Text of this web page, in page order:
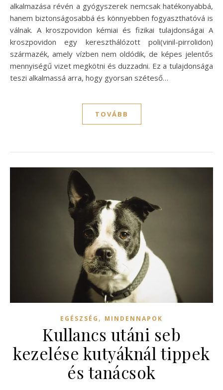
alkalmazása révén a gyógyszerek nemcsak hatékonyabbá,
hanem biztonságosabbá és könnyebben fogyaszthatóvá is
válnak. A kroszpovidon kémiai és fizikai tulajdonságai A
kroszpovidon egy kereszthálózott poli(vinil-pirrolidon)
származék, amely vízben nem oldódik, de képes jelentős
mennyiségű vizet megkötni és duzzadni. Ez a tulajdonsága
teszi alkalmassá arra, hogy gyorsan széteső…
TOVÁBB
EGÉSZSÉG , MINDENNAPOK
Kullancs utáni seb
kezelése kutyáknál tippek
és tanácsok